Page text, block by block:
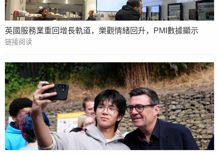
英國服務業重回增長軌道，樂觀情緒回升，PMI數據顯示
链接阅读